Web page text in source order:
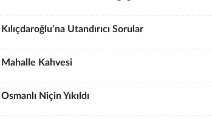
Kılıçdaroğlu’na Utandırıcı Sorular
Mahalle Kahvesi
Osmanlı Niçin Yıkıldı